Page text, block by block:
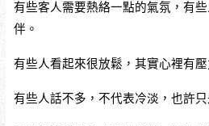
有些客人需要熱絡一點的氣氛，有
伴。
有些人看起來很放鬆，其實心裡有壓
有些人話不多，不代表冷淡，也許